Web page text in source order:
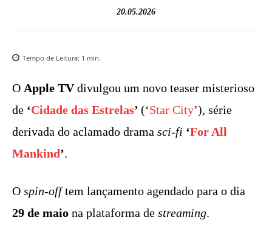
20.05.2026
Tempo de Leitura: 1 min.
O Apple TVdivulgou um novo teaser misterioso
de ‘Cidade das Estrelas’ (‘Star City’), série
derivada do aclamado drama sci-fi ‘For All
Mankind’.
O spin-offtem lançamento agendado para o dia
29 de maio na plataforma de streaming.